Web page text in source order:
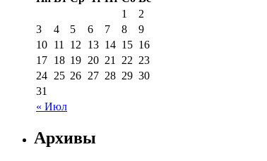
« Июл
1
2
3
4 5 6 7 8
9
10 11 12 13 14 15 16
17 18 19 20 21 22 23
24 25 26 27 28 29 30
31
Архивы